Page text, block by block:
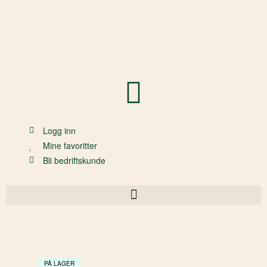
Logg inn
Mine favoritter
Bli bedriftskunde
PÅ LAGER